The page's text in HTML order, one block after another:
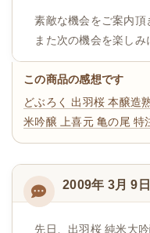
素敵な機会をご案内頂
また次の機会を楽しみ
この商品の感想です
どぶろく 出羽桜 本醸造
米吟醸 上喜元 亀の尾 特
2009年 3月 9日
先日、出羽桜 純米大